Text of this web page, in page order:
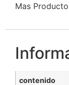
Mas
contenido